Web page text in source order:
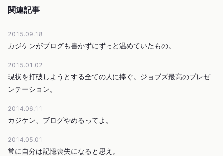
関連記事
2015.09.18
カジケンがブログも書かずにずっと温めていたもの。
2015.01.02
現状を打破しようとする全ての人に捧ぐ。ジョブズ最高のプレゼ
ンテーション。
2014.06.11
カジケン、ブログやめるってよ。
2014.05.01
常に自分は記憶喪失になると思え。